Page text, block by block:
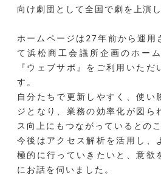
向け劇団として全国で劇を上演
ホームページは27年前から運用
て浜松商工会議所企画のホー
『ウェブサポ』をご利用いた
す。
自分たちで更新しやすく、使い
ジとなり、業務の効率化が図ら
ス向上にもつながっているとのこ
今後はアクセス解析を活用し、
極的に行っていきたいと、意欲
にお話を伺いました。